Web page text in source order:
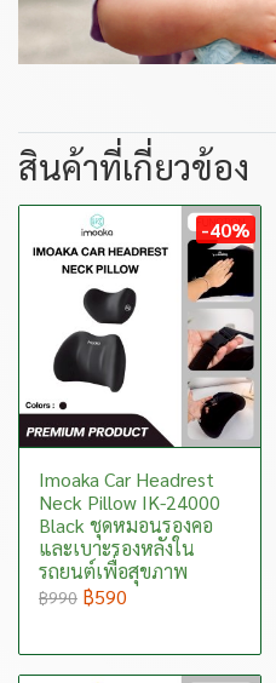
สินค้าที่เกี่ยวข้อง
-40%
Imoaka Car Headrest
Neck Pillow IK-24000
Black ชุดหมอนรองคอ
และเบาะรองหลังใน
รถยนต์เพื่อสุขภาพ
฿990 ฿590